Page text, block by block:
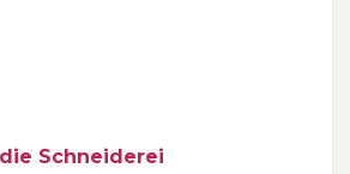
die Schneiderei